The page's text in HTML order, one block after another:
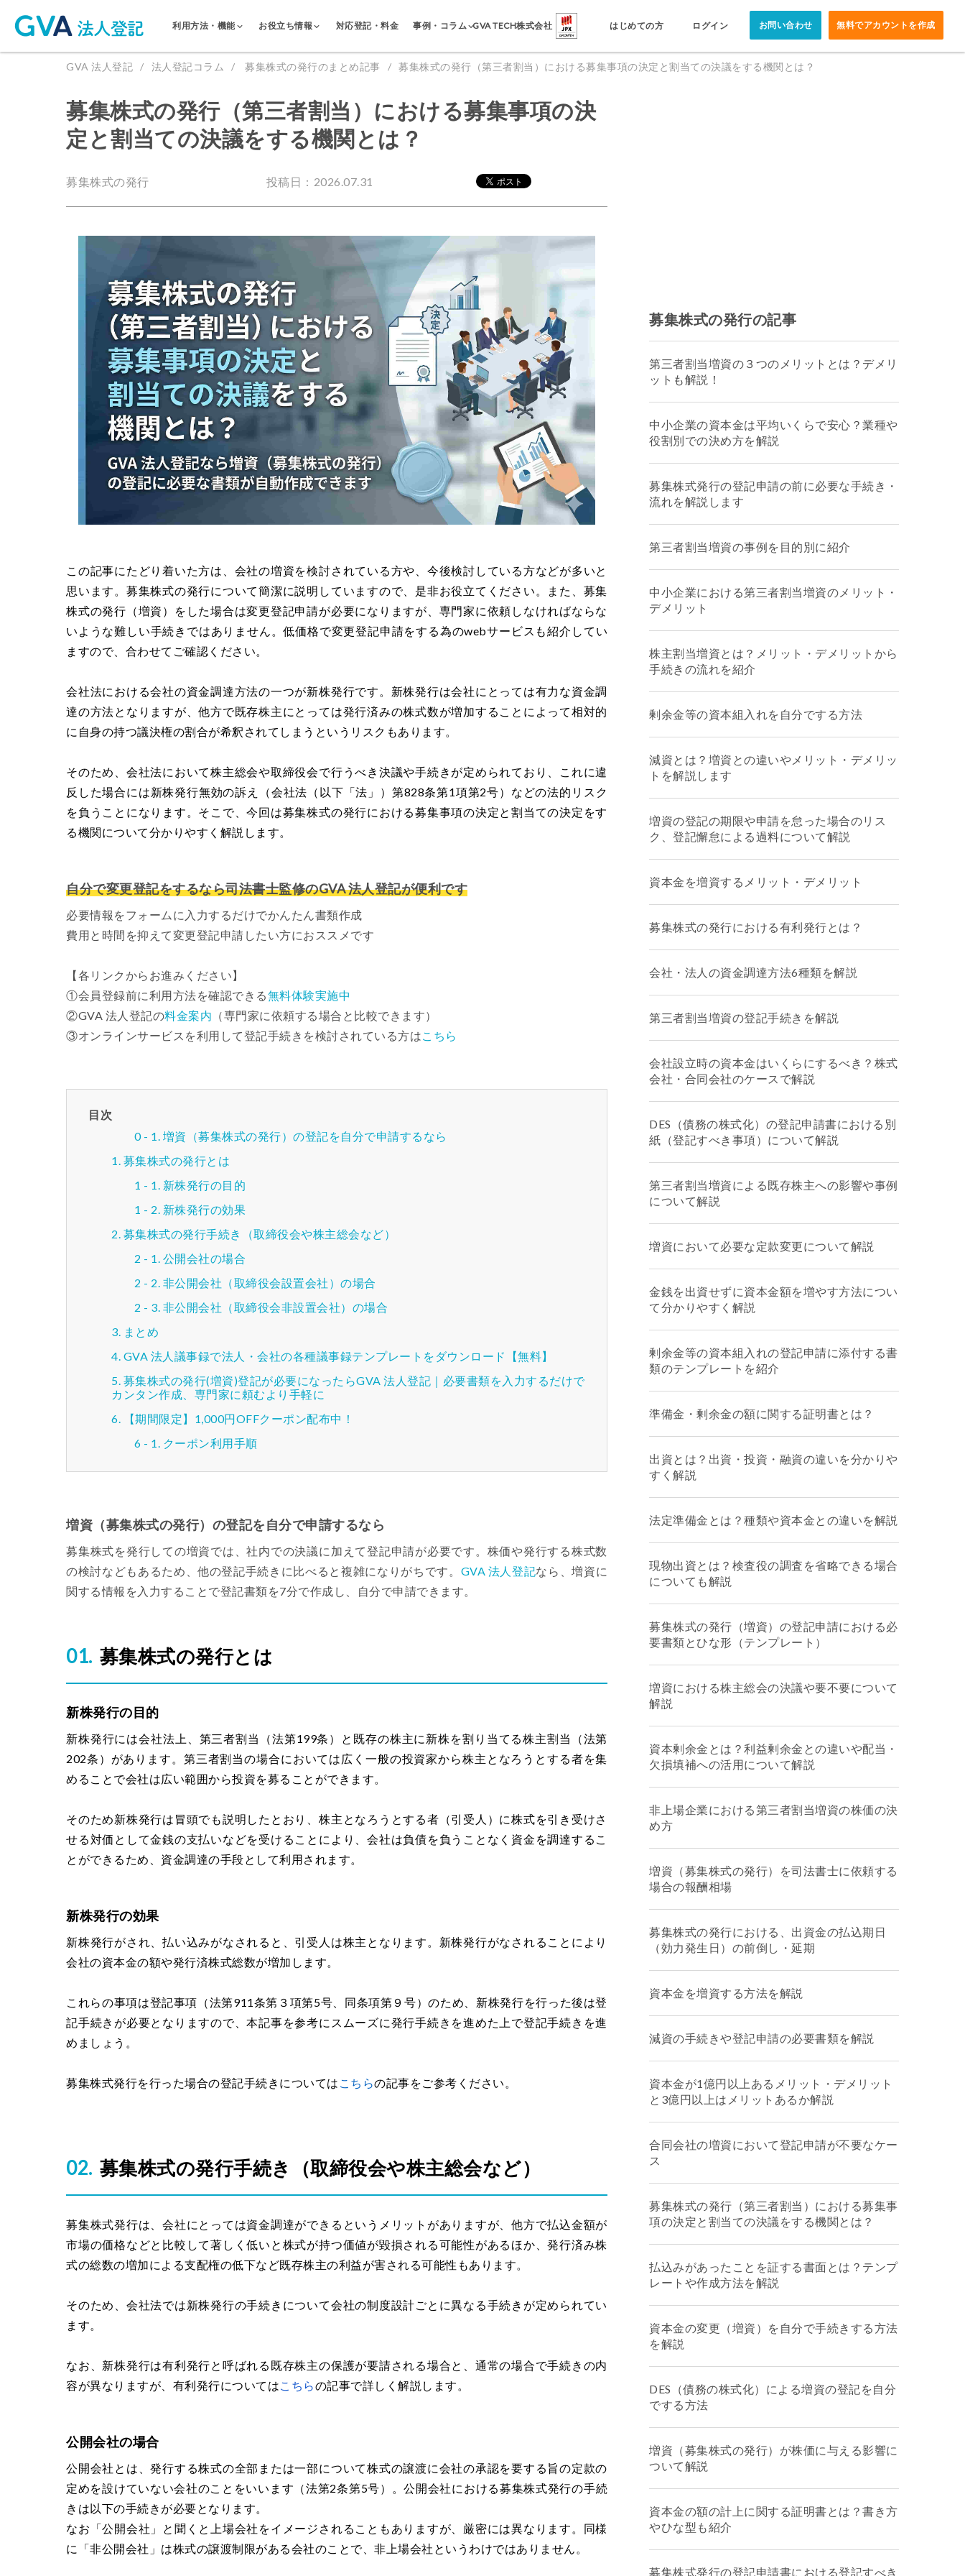
利用方法・機能 お役立ち情報 対応登記・料金 事例・コラム GVA TECH株式会社 はじめての方 ログイン お問い合わせ 無料でアカウントを作成
GVA 法人登記 法人登記コラム 募集株式の発行のまとめ記事 募集株式の発行（第三者割当）における募集事項の決定と割当ての決議をする機関とは？
募集株式の発行（第三者割当）における募集事項の決
定と割当ての決議をする機関とは？
募集株式の発行 投稿日：2026.07.31
この記事にたどり着いた方は、会社の増資を検討されている方や、今後検討している方などが多いと
思います。募集株式の発行について簡潔に説明していますので、是非お役立てください。また、募集
株式の発行（増資）をした場合は変更登記申請が必要になりますが、専門家に依頼しなければならな
いような難しい手続きではありません。低価格で変更登記申請をする為のwebサービスも紹介してい
ますので、合わせてご確認ください。
会社法における会社の資金調達方法の一つが新株発行です。新株発行は会社にとっては有力な資金調
達の方法となりますが、他方で既存株主にとっては発行済みの株式数が増加することによって相対的
に自身の持つ議決権の割合が希釈されてしまうというリスクもあります。
そのため、会社法において株主総会や取締役会で行うべき決議や手続きが定められており、これに違
反した場合には新株発行無効の訴え（会社法（以下「法」）第828条第1項第2号）などの法的リスク
を負うことになります。そこで、今回は募集株式の発行における募集事項の決定と割当ての決定をす
る機関について分かりやすく解説します。
自分で変更登記をするなら司法書士監修のGVA 法人登記が便利です
必要情報をフォームに入力するだけでかんたん書類作成
費用と時間を抑えて変更登記申請したい方におススメです
【各リンクからお進みください】
①会員登録前に利用方法を確認できる無料体験実施中
②GVA 法人登記の料金案内 （専門家に依頼する場合と比較できます）
③オンラインサービスを利用して登記手続きを検討されている方はこちら
目次
増資（募集株式の発行）の登記を自分で申請するなら
募集株式の発行とは
新株発行の目的
新株発行の効果
募集株式の発行手続き（取締役会や株主総会など）
公開会社の場合
非公開会社（取締役会設置会社）の場合
非公開会社（取締役会非設置会社）の場合
まとめ
GVA 法人議事録で法人・会社の各種議事録テンプレートをダウンロード【無料】
募集株式の発行(増資)登記が必要になったらGVA 法人登記｜必要書類を入力するだけで
カンタン作成、専門家に頼むより手軽に
【期間限定】1,000円OFFクーポン配布中！
クーポン利用手順
増資（募集株式の発行）の登記を自分で申請するなら
募集株式を発行しての増資では、社内での決議に加えて登記申請が必要です。株価や発行する株式数
の検討などもあるため、他の登記手続きに比べると複雑になりがちです。 GVA 法人登記なら、増資に
関する情報を入力することで登記書類を7分で作成し、自分で申請できます。
募集株式の発行とは
新株発行の目的
新株発行には会社法上、第三者割当（法第199条）と既存の株主に新株を割り当てる株主割当（法第
202条）があります。第三者割当の場合においては広く一般の投資家から株主となろうとする者を集
めることで会社は広い範囲から投資を募ることができます。
そのため新株発行は冒頭でも説明したとおり、株主となろうとする者（引受人）に株式を引き受けさ
せる対価として金銭の支払いなどを受けることにより、会社は負債を負うことなく資金を調達するこ
とができるため、資金調達の手段として利用されます。
新株発行の効果
新株発行がされ、払い込みがなされると、引受人は株主となります。新株発行がなされることにより
会社の資本金の額や発行済株式総数が増加します。
これらの事項は登記事項（法第911条第３項第5号、同条項第９号）のため、新株発行を行った後は登
記手続きが必要となりますので、本記事を参考にスムーズに発行手続きを進めた上で登記手続きを進
めましょう。
募集株式発行を行った場合の登記手続きについては こちらの記事をご参考ください。
募集株式の発行手続き（取締役会や株主総会など）
募集株式発行は、会社にとっては資金調達ができるというメリットがありますが、他方で払込金額が
市場の価格などと比較して著しく低いと株式が持つ価値が毀損される可能性があるほか、発行済み株
式の総数の増加による支配権の低下など既存株主の利益が害される可能性もあります。
そのため、会社法では新株発行の手続きについて会社の制度設計ごとに異なる手続きが定められてい
ます。
なお、新株発行は有利発行と呼ばれる既存株主の保護が要請される場合と、通常の場合で手続きの内
容が異なりますが、有利発行については こちらの記事で詳しく解説します。
公開会社の場合
公開会社とは、発行する株式の全部または一部について株式の譲渡に会社の承認を要する旨の定款の
定めを設けていない会社のことをいいます（法第2条第5号）。公開会社における募集株式発行の手続
きは以下の手続きが必要となります。
なお「公開会社」と聞くと上場会社をイメージされることもありますが、厳密には異なります。同様
に「非公開会社」は株式の譲渡制限がある会社のことで、非上場会社というわけではありません。
募集株式の発行の記事
第三者割当増資の３つのメリットとは？デメリ
ットも解説！
中小企業の資本金は平均いくらで安心？業種や
役割別での決め方を解説
募集株式発行の登記申請の前に必要な手続き・
流れを解説します
第三者割当増資の事例を目的別に紹介
中小企業における第三者割当増資のメリット・
デメリット
株主割当増資とは？メリット・デメリットから
手続きの流れを紹介
剰余金等の資本組入れを自分でする方法
減資とは？増資との違いやメリット・デメリッ
トを解説します
増資の登記の期限や申請を怠った場合のリス
ク、登記懈怠による過料について解説
資本金を増資するメリット・デメリット
募集株式の発行における有利発行とは？
会社・法人の資金調達方法6種類を解説
第三者割当増資の登記手続きを解説
会社設立時の資本金はいくらにするべき？株式
会社・合同会社のケースで解説
DES（債務の株式化）の登記申請書における別
紙（登記すべき事項）について解説
第三者割当増資による既存株主への影響や事例
について解説
増資において必要な定款変更について解説
金銭を出資せずに資本金額を増やす方法につい
て分かりやすく解説
剰余金等の資本組入れの登記申請に添付する書
類のテンプレートを紹介
準備金・剰余金の額に関する証明書とは？
出資とは？出資・投資・融資の違いを分かりや
すく解説
法定準備金とは？種類や資本金との違いを解説
現物出資とは？検査役の調査を省略できる場合
についても解説
募集株式の発行（増資）の登記申請における必
要書類とひな形（テンプレート）
増資における株主総会の決議や要不要について
解説
資本剰余金とは？利益剰余金との違いや配当・
欠損填補への活用について解説
非上場企業における第三者割当増資の株価の決
め方
増資（募集株式の発行）を司法書士に依頼する
場合の報酬相場
募集株式の発行における、出資金の払込期日
（効力発生日）の前倒し・延期
資本金を増資する方法を解説
減資の手続きや登記申請の必要書類を解説
資本金が1億円以上あるメリット・デメリット
と3億円以上はメリットあるか解説
合同会社の増資において登記申請が不要なケー
ス
募集株式の発行（第三者割当）における募集事
項の決定と割当ての決議をする機関とは？
払込みがあったことを証する書面とは？テンプ
レートや作成方法を解説
資本金の変更（増資）を自分で手続きする方法
を解説
DES（債務の株式化）による増資の登記を自分
でする方法
増資（募集株式の発行）が株価に与える影響に
ついて解説
資本金の額の計上に関する証明書とは？書き方
やひな型も紹介
募集株式発行の登記申請書における登記すべき